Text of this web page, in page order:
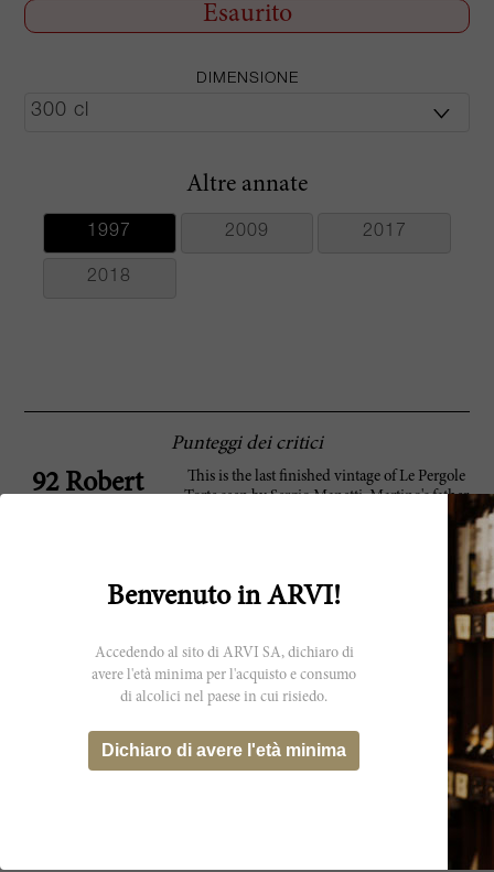
Esaurito
DIMENSIONE
Altre annate
1997 2009 2017
2018
Punteggi dei critici
92 Robert
This is the last finished vintage of Le Pergole
Torte seen by Sergio Manetti. Martino's father
would die three years later in 2000. The 1997
personality. The wine opens very slowly and
with timid footsteps to eventually reveal a
full and generous disposition. Of course, the
popular winemaking style back in 1997 saw
wines with big extract and lots of oak. Many
of these expressions appear tired and
oxidized today. That's why an intact and
linear wine like this is such a special treat.
Benvenuto in ARVI!
Accedendo al sito di ARVI SA, dichiaro di
avere l'età minima per l'acquisto e consumo
di alcolici nel paese in cui risiedo.
Dichiaro di avere l'età minima